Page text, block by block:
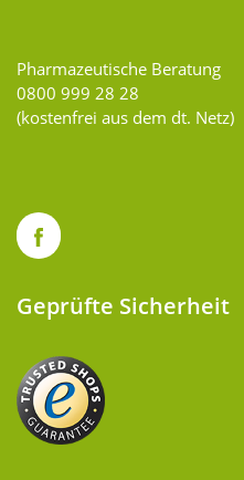
Pharmazeutische Beratung
0800 999 28 28
(kostenfrei aus dem dt. Netz)
Geprüfte Sicherheit